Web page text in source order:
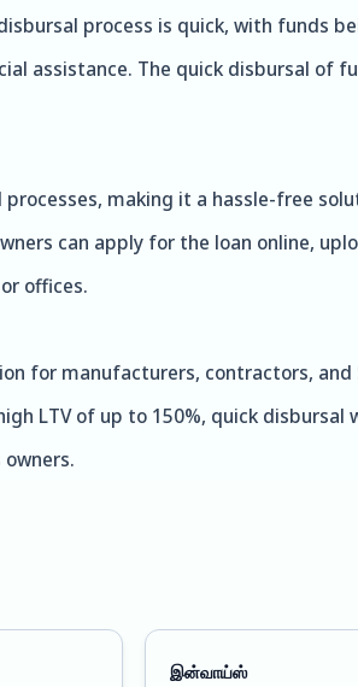
process is quick, with funds
assistance. The quick disbursal of
processes, making it a hassle-free
can apply for the loan online,
offices.
for manufacturers, contractors,
LTV of up to 150%, quick
இன்வாய்ஸ்